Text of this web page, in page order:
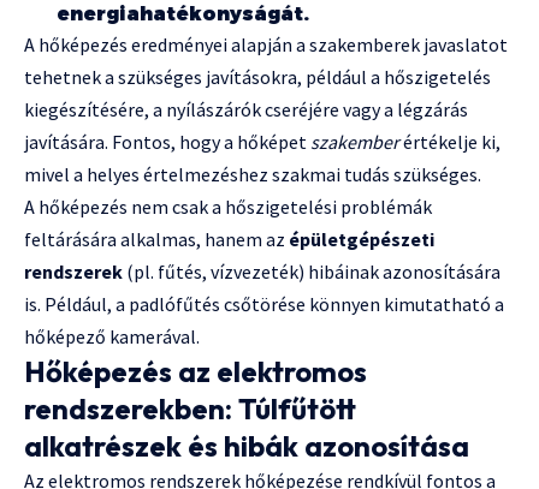
energiahatékonyságát.
A hőképezés eredményei alapján a szakemberek javaslatot
tehetnek a szükséges javításokra, például a hőszigetelés
kiegészítésére, a nyílászárók cseréjére vagy a légzárás
javítására. Fontos, hogy a hőképet szakemberértékelje ki,
mivel a helyes értelmezéshez szakmai tudás szükséges.
A hőképezés nem csak a hőszigetelési problémák
feltárására alkalmas, hanem az épületgépészeti
rendszerek (pl. fűtés, vízvezeték) hibáinak azonosítására
is. Például, a padlófűtés csőtörése könnyen kimutatható a
hőképező kamerával.
Hőképezés az elektromos
rendszerekben: Túlfűtött
alkatrészek és hibák azonosítása
Az elektromos rendszerek hőképezése rendkívül fontos a